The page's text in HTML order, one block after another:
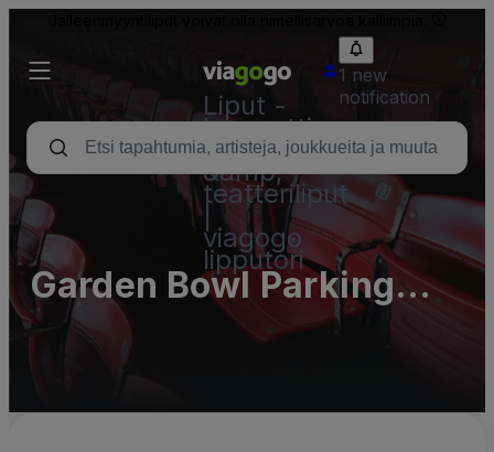
Liput -
konsertti,
urheilu
&amp;
teatteriliput
viagogo
lipputori
1 new
notification
Garden Bowl Parking
Lots (InActive)